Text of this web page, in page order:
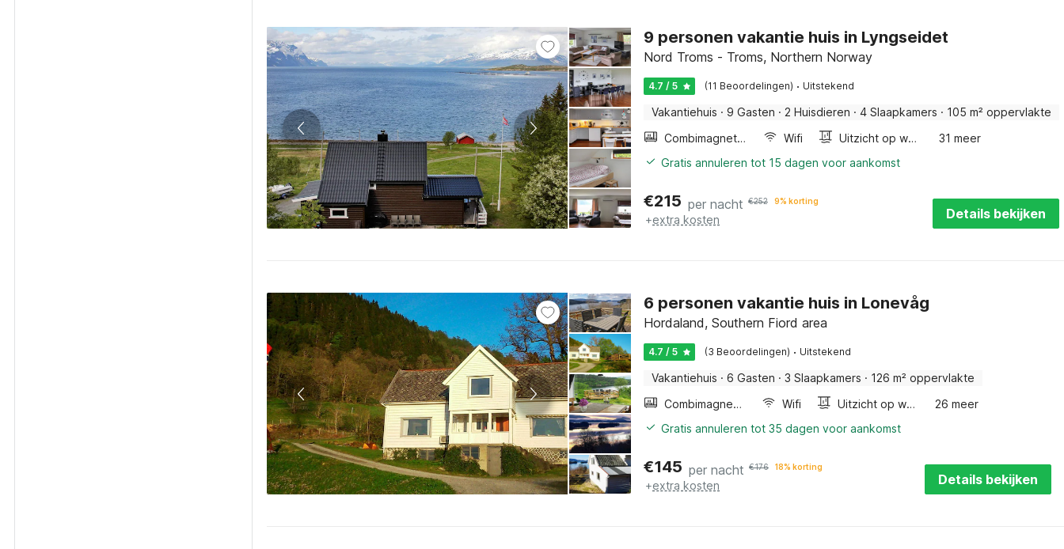
9 personen vakantie huis in Lyngseidet
Nord Troms - Troms, Northern Norway
4.7 / 5 (11 Beoordelingen) · Uitstekend
Vakantiehuis · 9 Gasten · 2 Huisdieren · 4 Slaapkamers · 105 m² oppervlakte
Combimagnetron
Wifi Uitzicht op water
31 meer
Gratis annuleren tot 15 dagen voor aankomst
€215 per nacht €252 9% korting
+extra kosten Details bekijken
6 personen vakantie huis in Lonevåg
Hordaland, Southern Fiord area
4.7 / 5 (3 Beoordelingen) · Uitstekend
Vakantiehuis · 6 Gasten · 3 Slaapkamers · 126 m² oppervlakte
Combimagnetron
Wifi Uitzicht op water
26 meer
Gratis annuleren tot 35 dagen voor aankomst
€145 per nacht €176 18% korting
+extra kosten Details bekijken